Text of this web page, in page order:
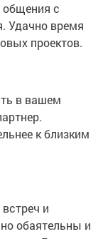
общения с
Удачно время
проектов.
в вашем
к близким
и
обаятельны и